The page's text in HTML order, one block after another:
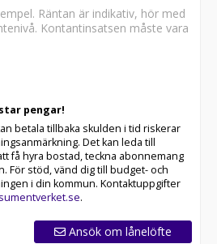
Räntan är indikativ, hör med
Kontantinsatsen måste vara
pengar!
betala tillbaka skulden i tid riskerar
Det kan leda till
få hyra bostad, teckna abonnemang
För stöd, vänd dig till budget- och
i din kommun. Kontaktuppgifter
.
Ansök om lånelöfte